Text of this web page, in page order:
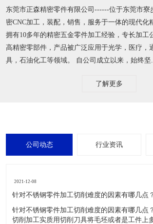
东莞市正森精密零件有限公司------位于东莞市寮
密CNC加工，装配，销售，服务于一体的现代化
拥有10多年的精密五金零件加工经验，专长加工
高精密零部件，产品被广泛应用于光学，医疗，
具，石油化工等领域。 自公司成立以来，始终坚...
了解更多
公司动态 行业资讯
2021-12-08
针对不锈钢零件加工切削难度的因素有哪几点
针对不锈钢零件加工切削难度的因素有哪几点
切削加工实质用切削刀具将毛坯或者是工件上